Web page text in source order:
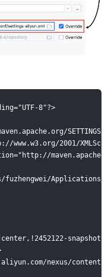
8"?>
SETTINGS/
www.w3.org/2001/
fuzhengwei/
snapshot-
nexus/content/